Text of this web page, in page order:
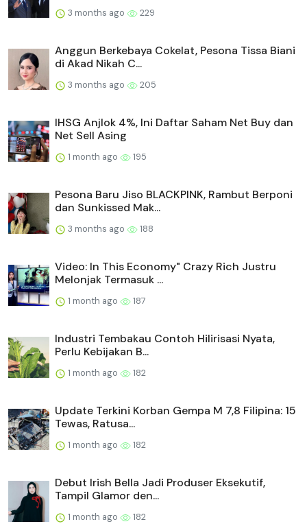
3 months ago 229
Anggun Berkebaya Cokelat, Pesona Tissa Biani
di Akad Nikah C...
3 months ago 205
IHSG Anjlok 4%, Ini Daftar Saham Net Buy dan
Net Sell Asing
1 month ago 195
Pesona Baru Jiso BLACKPINK, Rambut Berponi
dan Sunkissed Mak...
3 months ago 188
Video: In This Economy" Crazy Rich Justru
Melonjak Termasuk ...
1 month ago 187
Industri Tembakau Contoh Hilirisasi Nyata,
Perlu Kebijakan B...
1 month ago 182
Update Terkini Korban Gempa M 7,8 Filipina: 15
Tewas, Ratusa...
1 month ago 182
Debut Irish Bella Jadi Produser Eksekutif,
Tampil Glamor den...
1 month ago 182